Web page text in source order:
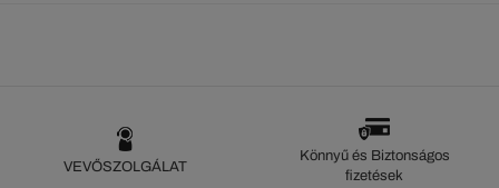
VEVŐSZOLGÁLAT
Könnyű és Biztonságos
fizetések